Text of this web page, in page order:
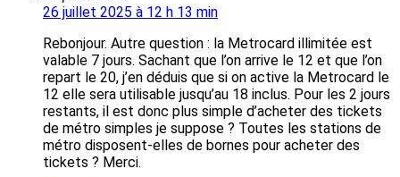
26 juillet 2025 à 12 h 13 min
Rebonjour. Autre question : la Metrocard illimitée est
valable 7 jours. Sachant que l’on arrive le 12 et que l’on
repart le 20, j’en déduis que si on active la Metrocard le
12 elle sera utilisable jusqu’au 18 inclus. Pour les 2 jours
restants, il est donc plus simple d’acheter des tickets
de métro simples je suppose ? Toutes les stations de
métro disposent-elles de bornes pour acheter des
tickets ? Merci.